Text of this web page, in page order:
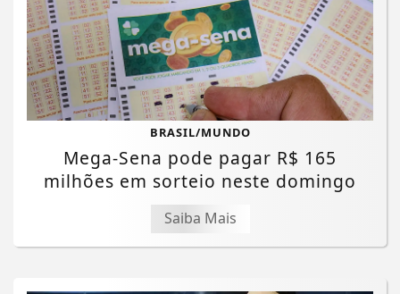
BRASIL/MUNDO
Mega-Sena pode pagar R$ 165
milhões em sorteio neste domingo
Saiba Mais